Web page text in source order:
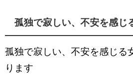
孤独で寂しい、不安を感じ
孤独で寂しい、不安を感じる
ります